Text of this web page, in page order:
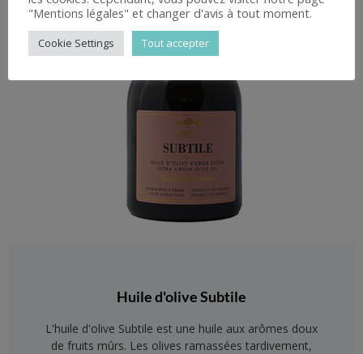
Huile d'olive Subtile
L'huile d'olive Subtile est une huile aux arômes doux
de fruits mûrs. Les olives ramassées tardivement,
"Mentions légales" et changer d'avis à tout moment.
Cookie Settings Tout accepter